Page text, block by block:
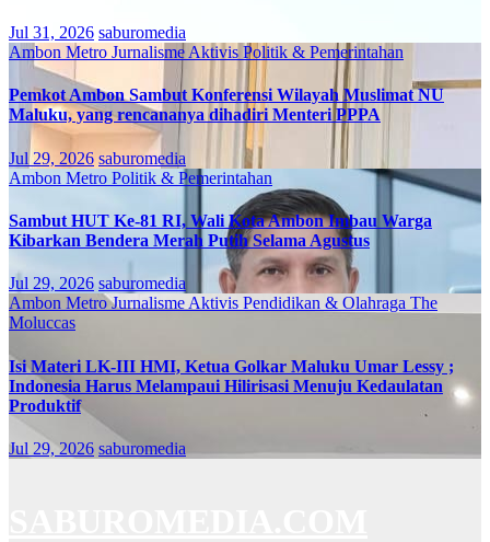
Jul 31, 2026 saburomedia
Ambon Metro Jurnalisme Aktivis Politik & Pemerintahan
Pemkot Ambon Sambut Konferensi Wilayah Muslimat NU
Maluku, yang rencananya dihadiri Menteri PPPA
Jul 29, 2026 saburomedia
Ambon Metro Politik & Pemerintahan
Sambut HUT Ke-81 RI, Wali Kota Ambon Imbau Warga
Kibarkan Bendera Merah Putih Selama Agustus
Jul 29, 2026 saburomedia
Ambon MetroJurnalisme Aktivis Pendidikan & Olahraga The
Moluccas
Isi Materi LK-III HMI, Ketua Golkar Maluku Umar Lessy ;
Indonesia Harus Melampaui Hilirisasi Menuju Kedaulatan
Produktif
Jul 29, 2026 saburomedia